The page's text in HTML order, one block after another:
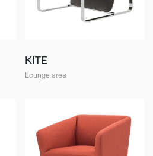
KITE
Lounge area